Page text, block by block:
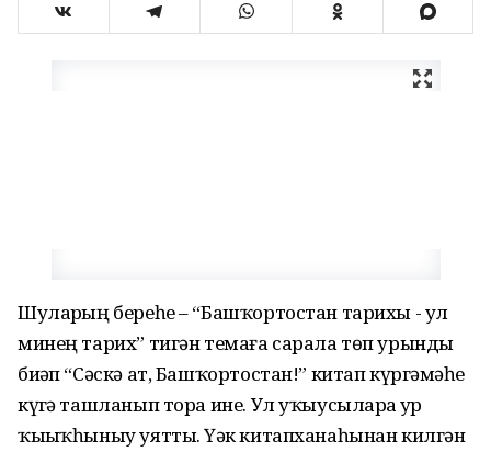
Шуларҙың береһе – “Башҡортостан тарихы - ул
минең тарих” тигән темаға сарала төп урынды
биҙәп “Сәскә ат, Башҡортостан!” китап күргәҙмәһе
күҙгә ташланып тора ине. Ул уҡыусыларҙа ҙур
ҡыҙыҡһыныу уятты. Үҙәк китапханаһынан килгән